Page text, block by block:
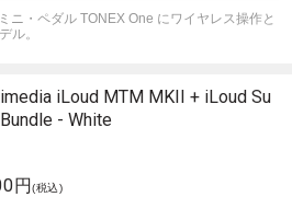
ニ・ペダル TONEX One にワイヤレス操作と
ル。
iLoud MTM MKII + iLoud Su
- White
円(税込)